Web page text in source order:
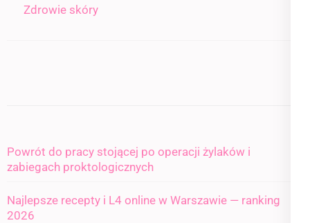
Zdrowie skóry
Powrót do pracy stojącej po operacji żylaków i
zabiegach proktologicznych
Najlepsze recepty i L4 online w Warszawie — ranking
2026